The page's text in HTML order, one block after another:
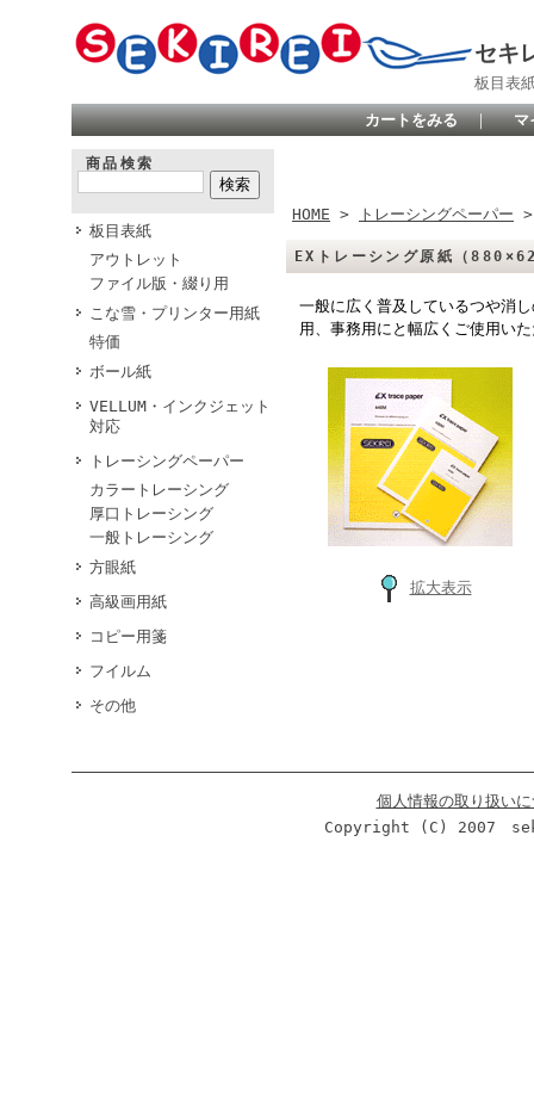
セキ
板目表
カートをみる ｜ マ
商品検索
板目表紙
アウトレット
ファイル版・綴り用
こな雪・プリンター用紙
特価
ボール紙
VELLUM・インクジェット
対応
トレーシングペーパー
カラートレーシング
厚口トレーシング
一般トレーシング
方眼紙
高級画用紙
コピー用箋
フイルム
その他
HOME > トレーシングペーパー
EXトレーシング原紙（
一般に広く普及しているつや消
用、事務用にと幅広くご使用い
拡大表示
個人情報の取り扱い
Copyright (C) 2007